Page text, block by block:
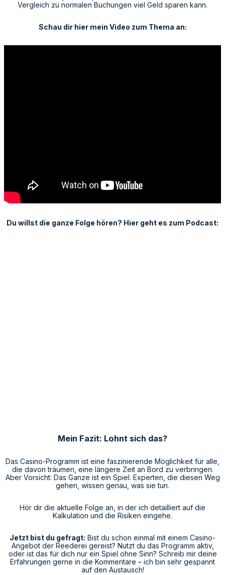
Vergleich zu normalen Buchungen viel Geld sparen kann.
Schau dir hier mein Video zum Thema an:
Du willst die ganze Folge hören? Hier geht es zum Podcast:
Mein Fazit: Lohnt sich das?
Das Casino-Programm ist eine faszinierende Möglichkeit für alle,
die davon träumen, eine längere Zeit an Bord zu verbringen.
Aber Vorsicht: Das Ganze ist ein Spiel. Experten, die diesen Weg
gehen, wissen genau, was sie tun.
Hör dir die aktuelle Folge an, in der ich detailliert auf die
Kalkulation und die Risiken eingehe.
Jetzt bist du gefragt: Bist du schon einmal mit einem Casino-
Angebot der Reederei gereist? Nutzt du das Programm aktiv,
oder ist das für dich nur ein Spiel ohne Sinn? Schreib mir deine
Erfahrungen gerne in die Kommentare – ich bin sehr gespannt
auf den Austausch!